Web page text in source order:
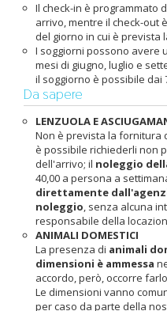
Il check-in è programmato
arrivo, mentre il check-out
del giorno in cui è prevista
I soggiorni possono avere
mesi di giugno, luglio e
il soggiorno è possibile dai
Da sapere
LENZUOLA E
Non è prevista la fornitura
è possibile richiederli non
dell'arrivo; il noleggio
40,00 a persona a
direttamente
noleggio, senza alcuna
responsabile della
ANIMALI DOMESTICI
La presenza di animali
dimensioni è ammessa
accordo, però, occorre
Le dimensioni vanno
per caso da parte della